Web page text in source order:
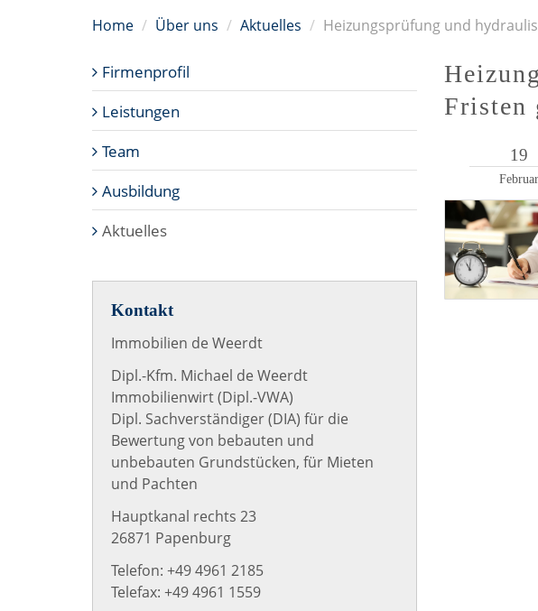
Home Über uns Aktuelles Heizungsprüfung und
Fristen
19
Februar
Firmenprofil
Leistungen
Team
Ausbildung
Aktuelles
Kontakt
Immobilien de Weerdt
Dipl.-Kfm. Michael de Weerdt
Immobilienwirt (Dipl.-VWA)
Dipl. Sachverständiger (DIA) für die
Bewertung von bebauten und
unbebauten Grundstücken, für Mieten
und Pachten
Hauptkanal rechts 23
26871 Papenburg
Telefon: +49 4961 2185
Telefax: +49 4961 1559